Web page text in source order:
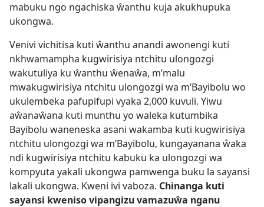
mabuku ngo ngachiska ŵanthu kuja akukhupuka
ukongwa.
Venivi vichitisa kuti ŵanthu anandi awonengi kuti
nkhwamampha kugwirisiya ntchitu ulongozgi
wakutuliya ku ŵanthu ŵenaŵa, m’malu
mwakugwirisiya ntchitu ulongozgi wa m’Bayibolu wo
ukulembeka pafupifupi vyaka 2,000 kuvuli. Yiwu
aŵanaŵana kuti munthu yo waleka kutumbika
Bayibolu waneneska asani wakamba kuti kugwirisiya
ntchitu ulongozgi wa m’Bayibolu, kungayanana ŵaka
ndi kugwirisiya ntchitu kabuku ka ulongozgi wa
kompyuta yakali ukongwa pamwenga buku la sayansi
lakali ukongwa. Kweni ivi vaboza. Chinanga kuti
sayansi kweniso vipangizu vamazuŵa nganu